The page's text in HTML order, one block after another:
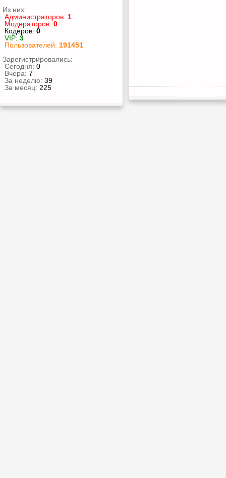
Из них:
Администраторов: 1
Модераторов: 0
Кодеров: 0
VIP: 3
Пользователей: 191451
Зарегистрировались:
Сегодня: 0
Вчера: 7
За неделю: 39
За месяц: 225